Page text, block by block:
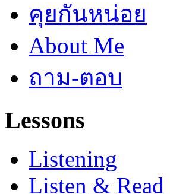
คุยกันหน่อย
About Me
ถาม-ตอบ
Lessons
Listening
Listen & Read